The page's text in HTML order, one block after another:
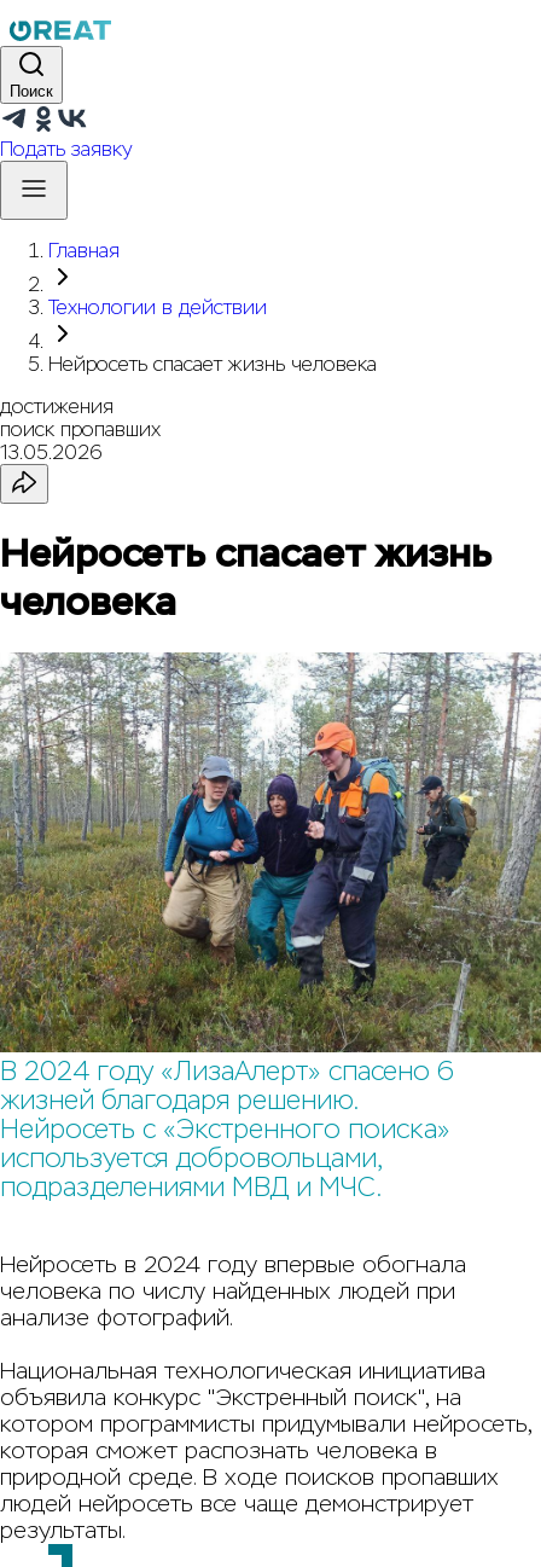
Поиск
Подать заявку
Главная
Технологии в действии
Нейросеть спасает жизнь человека
достижения
поиск пропавших
13.05.2026
Нейросеть спасает жизнь
человека
В 2024 году «ЛизаАлерт» спасено 6
жизней благодаря решению.
Нейросеть с «Экстренного поиска»
используется добровольцами,
подразделениями МВД и МЧС.
Нейросеть в 2024 году впервые обогнала
человека по числу найденных людей при
анализе фотографий.
Национальная технологическая инициатива
объявила конкурс "Экстренный поиск", на
котором программисты придумывали нейросеть,
которая сможет распознать человека в
природной среде. В ходе поисков пропавших
людей нейросеть все чаще демонстрирует
результаты.